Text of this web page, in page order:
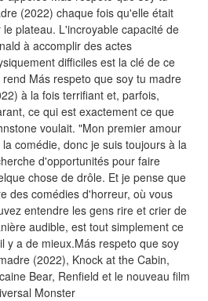
(2022) chaque fois qu'elle était
le plateau. L'incroyable capacité de
à accomplir des actes
difficiles est la clé de ce
rend Más respeto que soy tu madre
à la fois terrifiant et, parfois,
ce qui est exactement ce que
voulait. "Mon premier amour
la comédie, donc je suis toujours à la
d'opportunités pour faire
chose de drôle. Et je pense que
des comédies d'horreur, où vous
entendre les gens rire et crier de
audible, est tout simplement ce
y a de mieux.Más respeto que soy
(2022), Knock at the Cabin,
Bear, Renfield et le nouveau film
Monster